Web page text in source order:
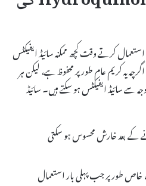
Hydroquinone Plus Cream استعمال کرتے وقت کچھ ممکنہ سائیڈ ایفیکٹس
یہ کریم عام طور پر محفوظ ہے، لیکن ہر
سائیڈ ایفیکٹس ہو سکتے ہیں۔ سائیڈ
کے بعد خارش محسوس ہو سکتی
خاص طور پر جب پہلی بار استعمال